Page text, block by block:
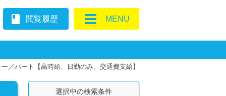
MENU
book 閲覧履歴
／パート【高時給、日勤のみ、交通費支給】
選択中の検索条件